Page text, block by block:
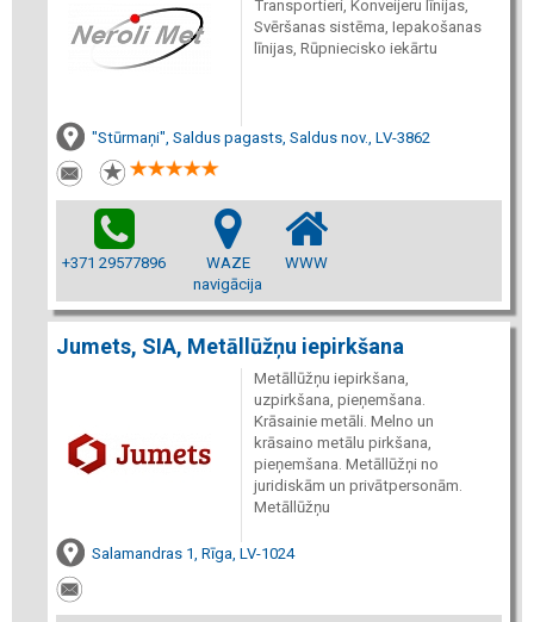
Transportieri, Konveijeru līnijas,
Svēršanas sistēma, Iepakošanas
līnijas, Rūpniecisko iekārtu
"Stūrmaņi", Saldus pagasts, Saldus nov., LV-3862
+371 29577896
WAZE
navigācija
WWW
Jumets, SIA, Metāllūžņu iepirkšana
Metāllūžņu iepirkšana,
uzpirkšana, pieņemšana.
Krāsainie metāli. Melno un
krāsaino metālu pirkšana,
pieņemšana. Metāllūžņi no
juridiskām un privātpersonām.
Metāllūžņu
Salamandras 1, Rīga, LV-1024